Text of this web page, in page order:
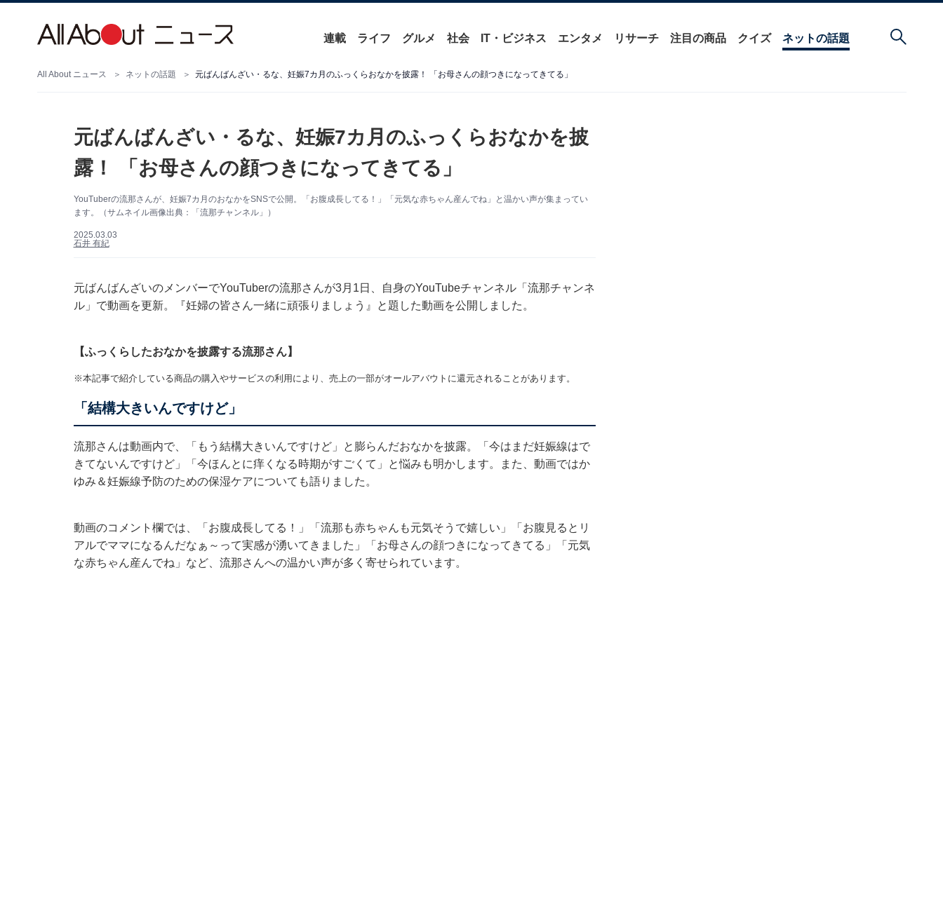
連載 ライフ グルメ 社会 IT・ビジネス エンタメ リサーチ 注目の商品 クイズ ネットの話題
All About ニュース ネットの話題 元ばんばんざい・るな、妊娠7カ月のふっくらおなかを披露！ 「お母さんの顔つきになってきてる」
元ばんばんざい・るな、妊娠7カ月のふっくらおなかを披
露！ 「お母さんの顔つきになってきてる」
YouTuberの流那さんが、妊娠7カ月のおなかをSNSで公開。「お腹成長してる！」「元気な赤ちゃん産んでね」と温かい声が集まってい
ます。（サムネイル画像出典：「流那チャンネル」）
2025.03.03
石井 有紀
元ばんばんざいのメンバーでYouTuberの流那さんが3月1日、自身のYouTubeチャンネル「流那チャンネ
ル」で動画を更新。『妊婦の皆さん一緒に頑張りましょう』と題した動画を公開しました。
【ふっくらしたおなかを披露する流那さん】
※本記事で紹介している商品の購入やサービスの利用により、売上の一部がオールアバウトに還元されることがあります。
「結構大きいんですけど」
流那さんは動画内で、「もう結構大きいんですけど」と膨らんだおなかを披露。「今はまだ妊娠線はで
きてないんですけど」「今ほんとに痒くなる時期がすごくて」と悩みも明かします。また、動画ではか
ゆみ＆妊娠線予防のための保湿ケアについても語りました。
動画のコメント欄では、「お腹成長してる！」「流那も赤ちゃんも元気そうで嬉しい」「お腹見るとリ
アルでママになるんだなぁ～って実感が湧いてきました」「お母さんの顔つきになってきてる」「元気
な赤ちゃん産んでね」など、流那さんへの温かい声が多く寄せられています。